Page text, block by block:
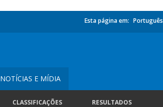
Esta página em: Português
NOTÍCIAS E MÍDIA
CLASSIFICAÇÕES RESULTADOS